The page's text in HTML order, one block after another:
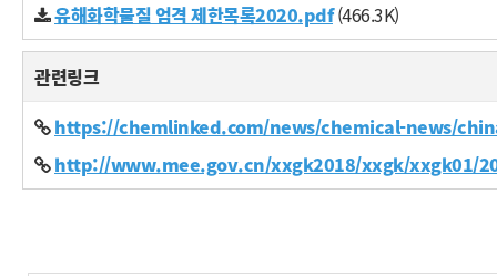
유해화학물질 엄격 제한목록2020.pdf(466.3K)
관련링크
https://chemlinked.com/news/chemical-news/
http://www.mee.gov.cn/xxgk2018/xxgk/xxgk01/